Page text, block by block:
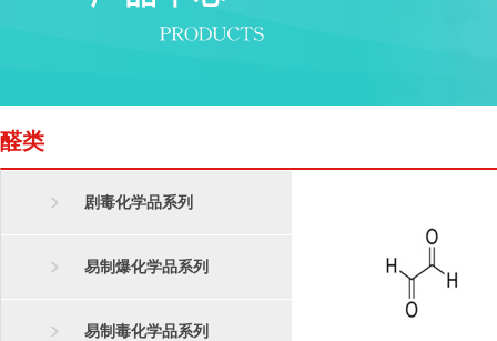
醛类
剧毒化学品系列
易制爆化学品系列
易制毒化学品系列